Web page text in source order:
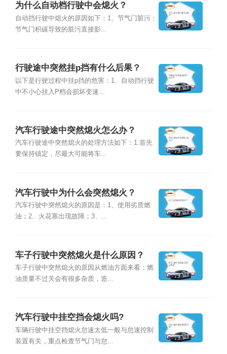
为什么自动档行驶中会熄火？
自动挡行驶中熄火的原因如下：1、节气门脏污：
节气门积碳导致的脏污直接影...
行驶途中突然挂p挡有什么后果？
以下是行驶过程中挂p挡的危害：1、自动挡行驶
中不小心挂入P档会损坏变速...
汽车行驶途中突然熄火怎么办？
汽车行驶途中突然熄火的处理方法如下：1.首先
要保持镇定，尽最大可能将车...
汽车行驶中为什么会突然熄火？
汽车行驶中突然熄火的原因是：1、使用劣质燃
油；2、火花塞出现故障；3、...
车子行驶中突然熄火是什么原因？
车子行驶中突然熄火的原因从燃油方面来看：燃
油质量不过关会有很多杂质，造...
汽车行驶中挂空挡会熄火吗?
车辆行驶中挂空挡熄火怠速太低一般与怠速控制
装置有关，重点检查节气门与怠...